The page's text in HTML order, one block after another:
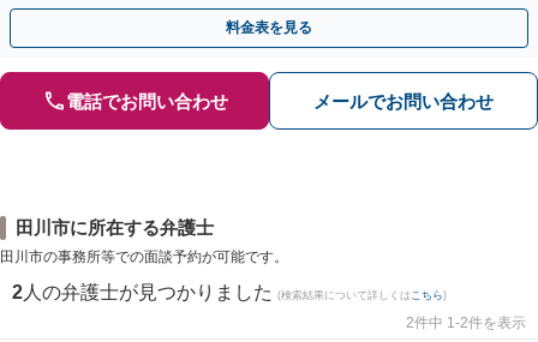
言書／使い込み／寄与分／遺留分／相続放棄【完全個室】
料金表を見る
電話でお問い合わせ メールでお問い合わせ
田川市に所在する弁護士
田川市の事務所等での面談予約が可能です。
2 人の弁護士が見つかりました (検索結果について詳しくは こちら)
2件中 1-2件を表示